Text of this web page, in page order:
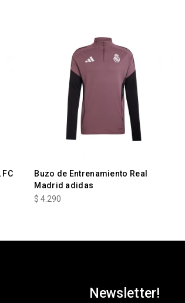
FC
Buzo de Entrenamiento Real
Madrid adidas
$ 4.290
Newsletter!